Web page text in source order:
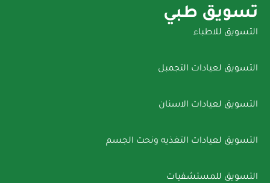
تسويق طبي
التسويق للاطباء
التسويق لعيادات التجمبل
التسويق لعيادات الاسنان
التسويق لعيادات التغذيه ونحت الجسم
التسويق للمستشفيات